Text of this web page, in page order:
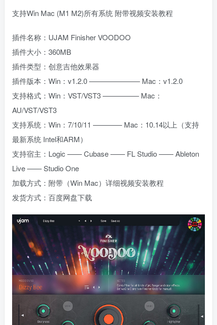
支持Win Mac (M1 M2)所有系统 附带视频安装教程
插件名称：UJAM Finisher VOODOO
插件大小：360MB
插件类型：创意吉他效果器
插件版本：Win：v1.2.0 ——————— Mac：v1.2.0
支持格式：Win：VST/VST3 ————— Mac：
AU/VST/VST3
支持系统：Win：7/10/11 ———— Mac：10.14以上（支持
最新系统 Intel和ARM）
支持宿主：Logic —— Cubase —— FL Studio —— Ableton
Live —— Studio One
加载方式：附带（Win Mac）详细视频安装教程
发货方式：百度网盘下载